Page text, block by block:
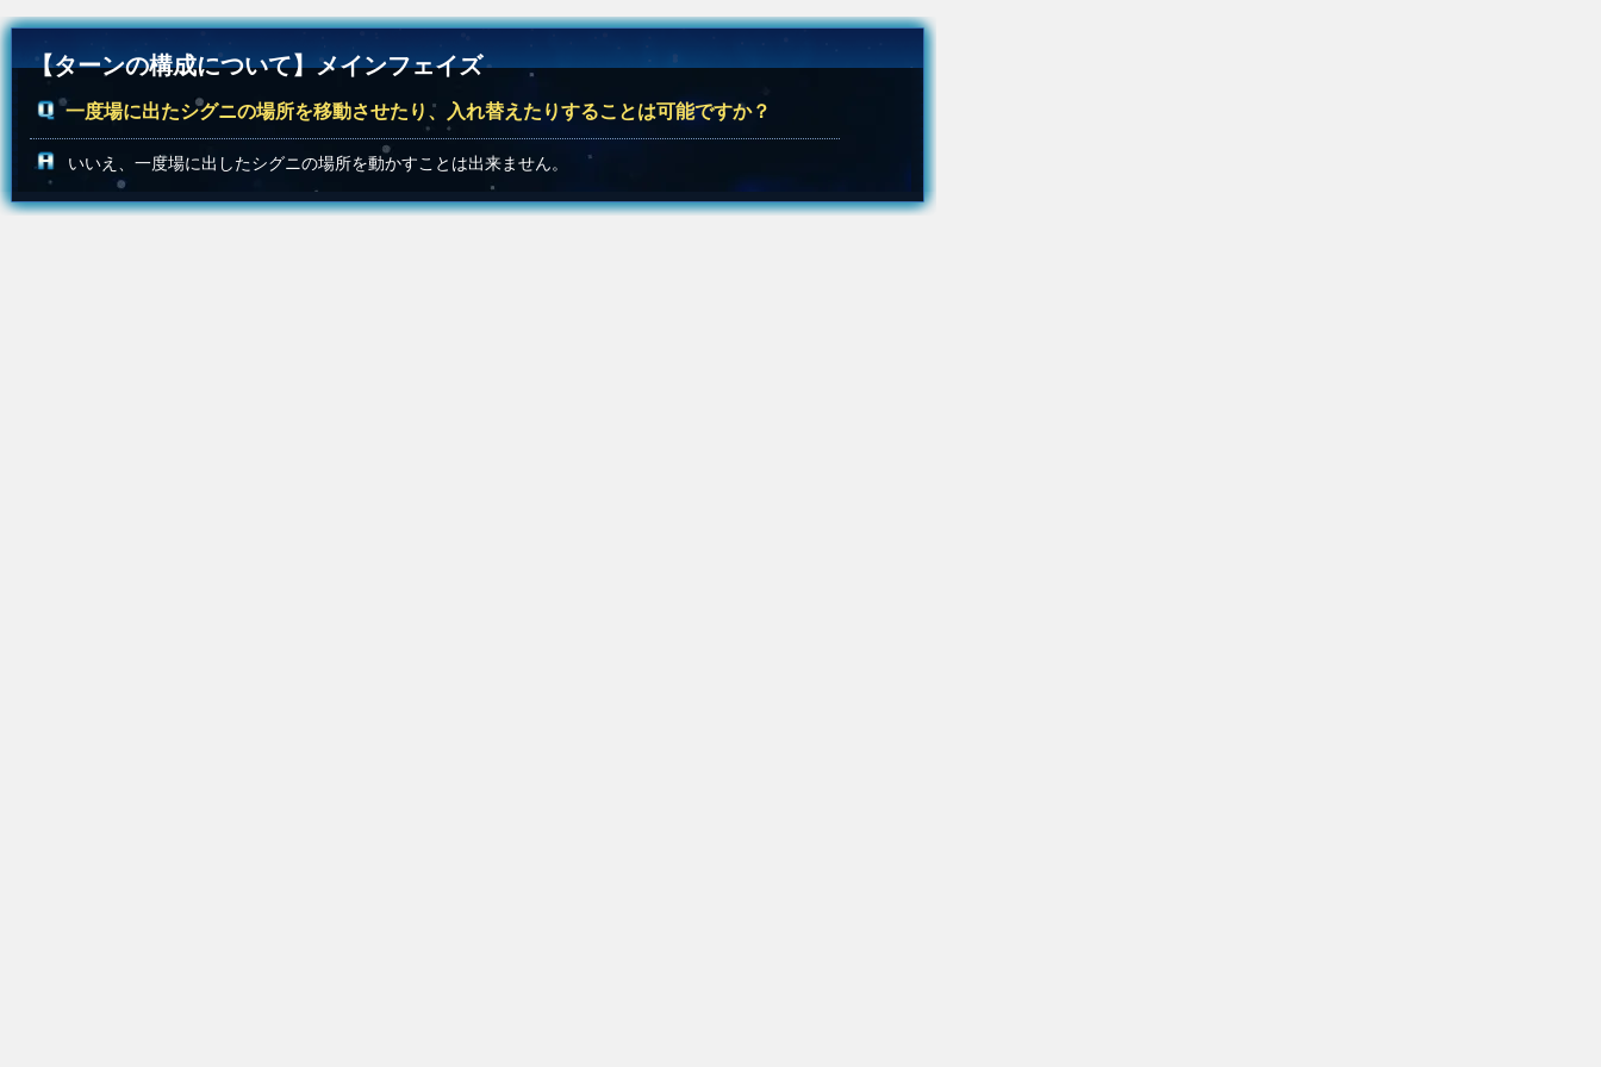
【ターンの構成について】メインフェイズ
一度場に出たシグニの場所を移動させたり、入れ替えたりすることは可能ですか？
いいえ、一度場に出したシグニの場所を動かすことは出来ません。